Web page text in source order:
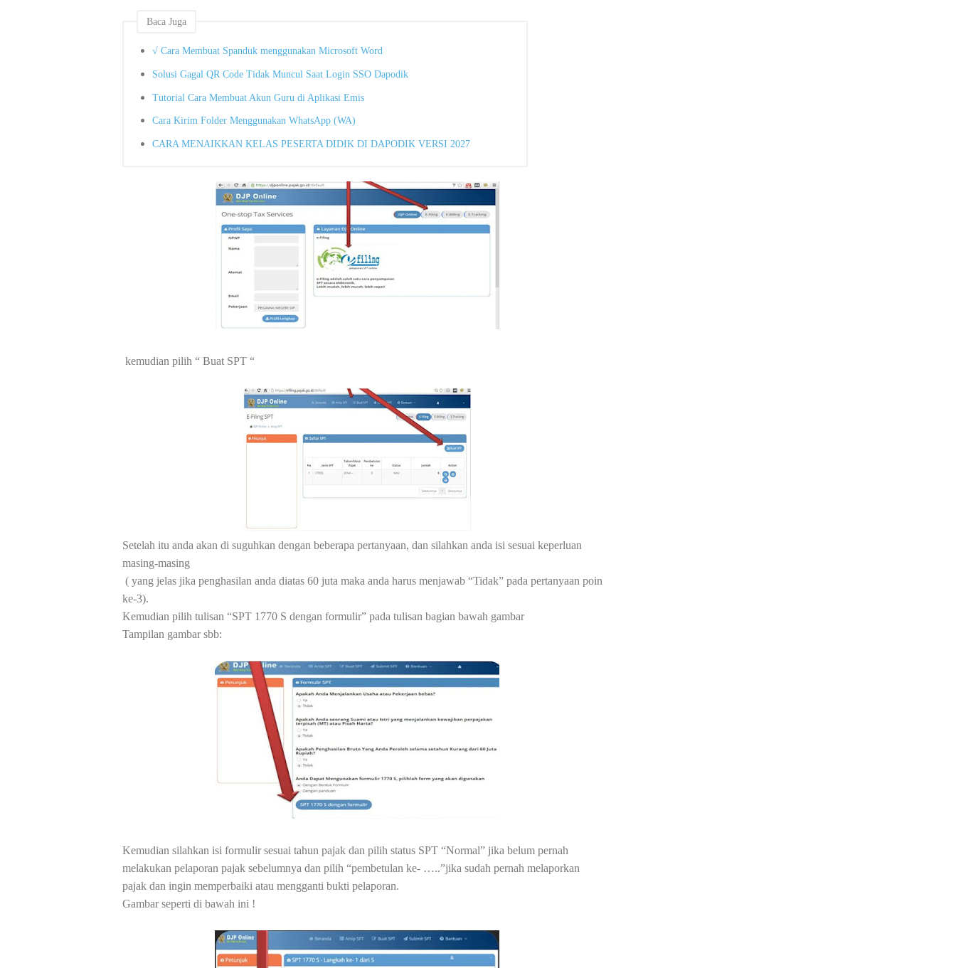
Baca Juga
√ Cara Membuat Spanduk menggunakan Microsoft Word
Solusi Gagal QR Code Tidak Muncul Saat Login SSO Dapodik
Tutorial Cara Membuat Akun Guru di Aplikasi Emis
Cara Kirim Folder Menggunakan WhatsApp (WA)
CARA MENAIKKAN KELAS PESERTA DIDIK DI DAPODIK VERSI 2027
kemudian pilih “ Buat SPT “
Setelah itu anda akan di suguhkan dengan beberapa pertanyaan, dan silahkan anda isi sesuai keperluan
masing-masing
( yang jelas jika penghasilan anda diatas 60 juta maka anda harus menjawab “Tidak” pada pertanyaan poin
ke-3).
Kemudian pilih tulisan “SPT 1770 S dengan formulir” pada tulisan bagian bawah gambar
Tampilan gambar sbb:
Kemudian silahkan isi formulir sesuai tahun pajak dan pilih status SPT “Normal” jika belum pernah
melakukan pelaporan pajak sebelumnya dan pilih “pembetulan ke- …..”jika sudah pernah melaporkan
pajak dan ingin memperbaiki atau mengganti bukti pelaporan.
Gambar seperti di bawah ini !